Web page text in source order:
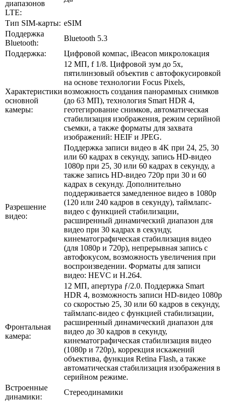
диапазонов
LTE:
Тип SIM-карты: eSIM
Поддержка
Bluetooth:
Bluetooth 5.3
Поддержка:
Цифровой компас, iBeacon микролокация
Характеристики
основной
камеры:
12 МП, f 1/8. Цифровой зум до 5x,
пятилинзовый объектив с автофокусировкой
на основе технологии Focus Pixels,
возможность создания панорамных снимков
(до 63 МП), технология Smart HDR 4,
геотегирование снимков, автоматическая
стабилизация изображения, режим серийной
съемки, а также форматы для захвата
изображений: HEIF и JPEG.
Разрешение
видео:
Поддержка записи видео в 4K при 24, 25, 30
или 60 кадрах в секунду, запись HD-видео
1080p при 25, 30 или 60 кадрах в секунду, а
также запись HD-видео 720p при 30 и 60
кадрах в секунду. Дополнительно
поддерживается замедленное видео в 1080p
(120 или 240 кадров в секунду), таймлапс-
видео с функцией стабилизации,
расширенный динамический диапазон для
видео при 30 кадрах в секунду,
кинематографическая стабилизация видео
(для 1080p и 720p), непрерывная запись с
автофокусом, возможность увеличения при
воспроизведении. Форматы для записи
видео: HEVC и H.264.
Фронтальная
камера:
12 МП, апертура ƒ/2.0. Поддержка Smart
HDR 4, возможность записи HD-видео 1080p
со скоростью 25, 30 или 60 кадров в секунду,
таймлапс-видео с функцией стабилизации,
расширенный динамический диапазон для
видео до 30 кадров в секунду,
кинематографическая стабилизация видео
(1080p и 720p), коррекция искажений
объектива, функция Retina Flash, а также
автоматическая стабилизация изображения в
серийном режиме.
Встроенные
динамики:
Стереодинамики